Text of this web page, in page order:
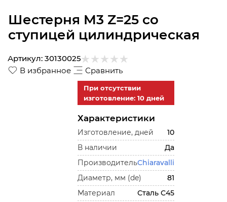
Шестерня M3 Z=25 со
ступицей цилиндрическая
В избранное Сравнить
Артикул: 30130025
При отсутствии
изготовление: 10 дней
Характеристики
Изготовление, дней
10
В наличии
Да
ПроизводительChiaravalli
Диаметр, мм (de)
81
Материал
Сталь С45